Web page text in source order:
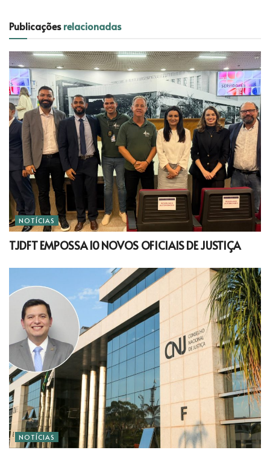
Publicaçõesrelacionadas
NOTÍCIAS
TJDFT EMPOSSA 10 NOVOS OFICIAIS DE JUSTIÇA
NOTÍCIAS